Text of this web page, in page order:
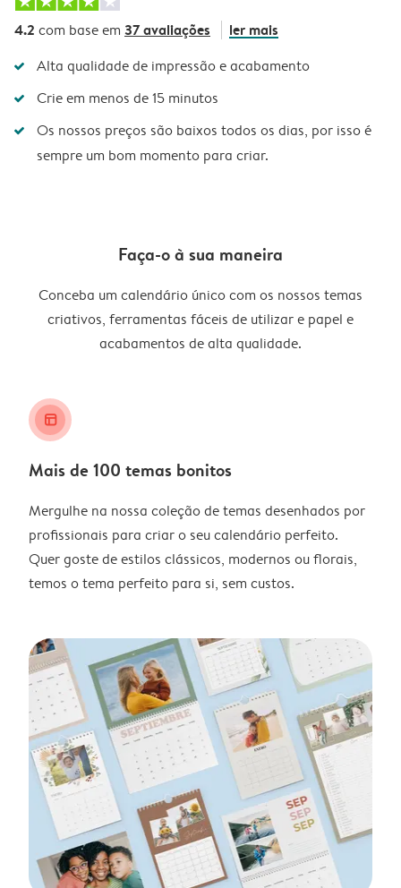
4.2 com base em 37 avaliações ler mais
Alta qualidade de impressão e acabamento
Crie em menos de 15 minutos
Os nossos preços são baixos todos os dias, por isso é
sempre um bom momento para criar.
Faça-o à sua maneira
Conceba um calendário único com os nossos temas
criativos, ferramentas fáceis de utilizar e papel e
acabamentos de alta qualidade.
layout_alt
Mais de 100 temas bonitos
Mergulhe na nossa coleção de temas desenhados por
profissionais para criar o seu calendário perfeito.
Quer goste de estilos clássicos, modernos ou florais,
temos o tema perfeito para si, sem custos.